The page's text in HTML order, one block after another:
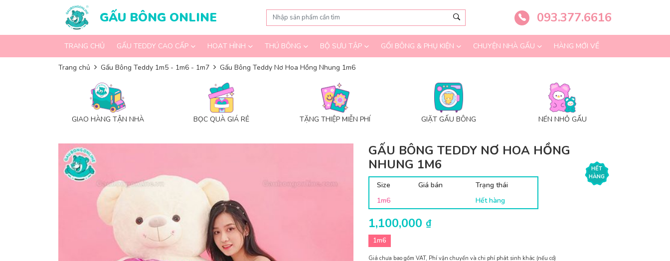
GẤU BÔNG ONLINE 093.377.6616
TRANG CHỦ GẤU TEDDY CAO CẤP HOẠT HÌNH THÚ BÔNG BỘ SƯU TẬP GỐI BÔNG & PHỤ KIỆN CHUYỆN NHÀ GẤU HÀNG MỚI VỀ
Trang chủ Gấu Bông Teddy 1m5 - 1m6 - 1m7 Gấu Bông Teddy Nơ Hoa Hồng Nhung 1m6
GIAO HÀNG TẬN NHÀ BỌC QUÀ GIÁ RẺ TẶNG THIỆP MIỄN PHÍ GIẶT GẤU BÔNG NÉN NHỎ GẤU
GẤU BÔNG TEDDY NƠ HOA HỒNG
NHUNG 1M6
Size Giá bán
Trạng thái
1m6
Hết hàng
HẾT
HÀNG
1,100,000 ₫
1m6
Giá chưa bao gồm VAT, Phí vận chuyển và chi phí phát sinh khác (nếu có)